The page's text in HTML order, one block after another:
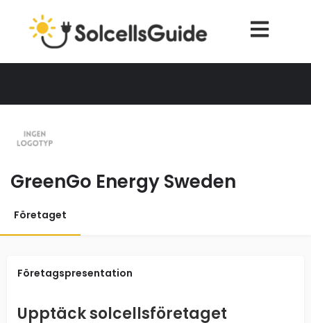
GreenGo Energy Sweden
Företaget
Företagspresentation
Upptäck solcellsföretaget